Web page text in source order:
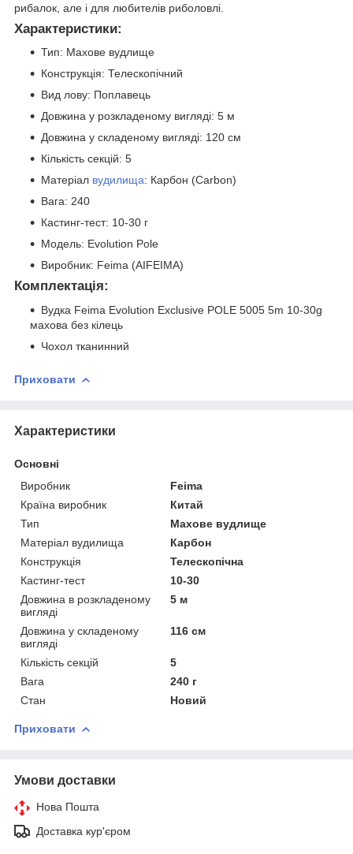
рибалок, але і для любителів риболовлі.
Характеристики:
Тип: Махове вудлище
Конструкція: Телескопічний
Вид лову: Поплавець
Довжина у розкладеному вигляді: 5 м
Довжина у складеному вигляді: 120 см
Кількість секцій: 5
Матеріал вудилища: Карбон (Carbon)
Вага: 240
Кастинг-тест: 10-30 г
Модель: Evolution Pole
Виробник: Feima (AIFEIMA)
Комплектація:
Вудка Feima Evolution Exclusive POLE 5005 5m 10-30g
махова без кілець
Чохол тканинний
Приховати
Характеристики
Основні
Виробник
Feima
Країна виробник
Китай
Тип
Махове вудлище
Матеріал вудилища
Карбон
Конструкція
Телескопічна
Кастинг-тест
10-30
Довжина в розкладеному
вигляді
5 м
Довжина у складеному
вигляді
116 см
Кількість секцій
5
Вага
240 г
Стан
Новий
Приховати
Умови доставки
Нова Пошта
Доставка кур'єром